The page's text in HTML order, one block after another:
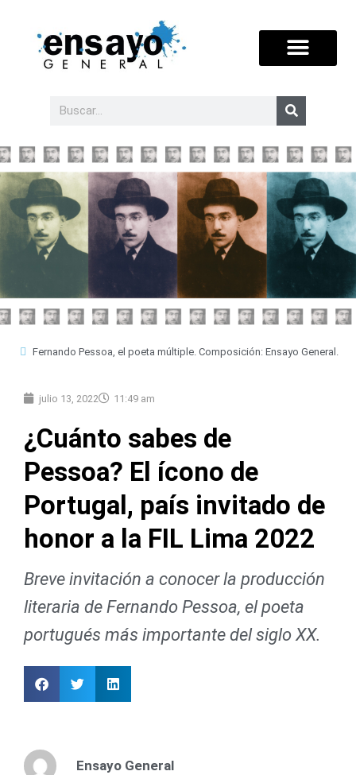
Fernando Pessoa, el poeta múltiple. Composición: Ensayo General.
julio 13, 2022 11:49 am
¿Cuánto sabes de
Pessoa? El ícono de
Portugal, país invitado de
honor a la FIL Lima 2022
Breve invitación a conocer la producción
literaria de Fernando Pessoa, el poeta
portugués más importante del siglo XX.
Ensayo General